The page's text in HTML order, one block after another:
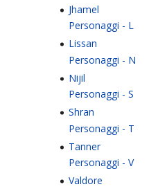
Jhamel
Personaggi - L
Lissan
Personaggi - N
Nijil
Personaggi - S
Shran
Personaggi - T
Tanner
Personaggi - V
Valdore